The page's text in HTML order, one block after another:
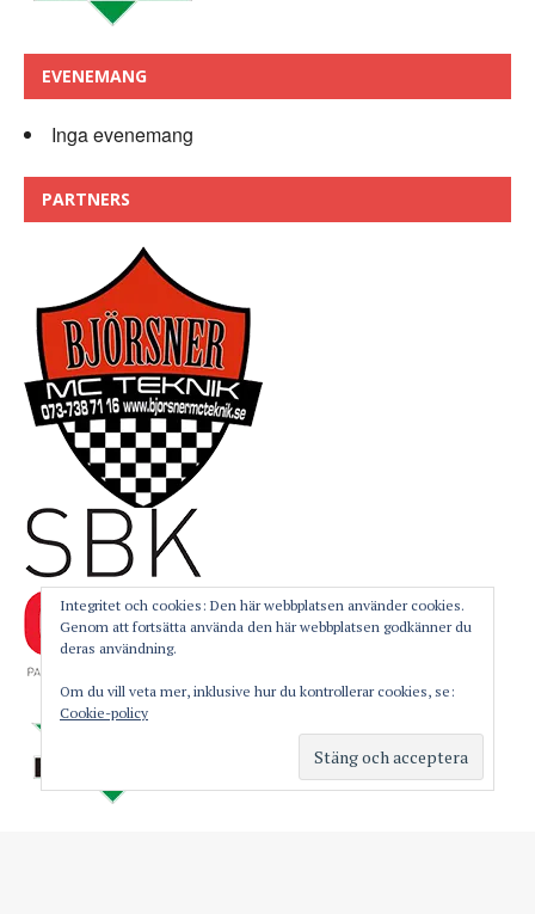
EVENEMANG
Inga evenemang
PARTNERS
Integritet och cookies: Den här webbplatsen använder cookies.
Genom att fortsätta använda den här webbplatsen godkänner du
deras användning.
Om du vill veta mer, inklusive hur du kontrollerar cookies, se:
Cookie-policy